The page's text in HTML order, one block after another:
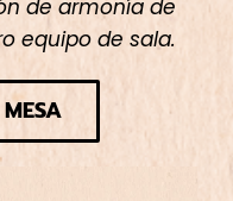
de armonía de
equipo de sala.